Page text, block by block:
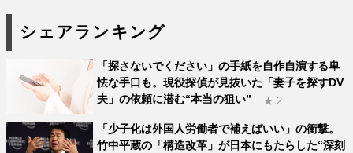
シェアランキング
「探さないでください」の手紙を自作自演する卑
怯な手口も。現役探偵が見抜いた「妻子を探すDV
夫」の依頼に潜む“本当の狙い”
★ 2
「少子化は外国人労働者で補えばいい」の衝撃。
竹中平蔵の「構造改革」が日本にもたらした“深刻